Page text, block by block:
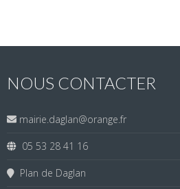
NOUS CONTACTER
mairie.daglan@orange.fr
05 53 28 41 16
Plan de Daglan